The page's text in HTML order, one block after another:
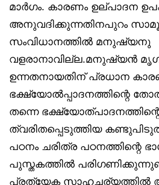
മാർഗം. കാരണം ഉല്പാദന
അനുവദിക്കുന്നതിനപുറം
സംവിധാനത്തിൽ മനുഷ്യനു
വളരാനാവില്ല.മനുഷ്യൻ
ഉന്നതനായതിന് പ്രധാന
ഭക്ഷ്യോൽപ്പാദനത്തിന്റെ
തന്നെ
ത്വരിതപ്പെടുത്തിയ
പഠനം ചരിത്ര പഠനത്തിന്റെ
പുസ്തകത്തിൽ
പ്രത്യേക സാഹചര്യത്തിൽ